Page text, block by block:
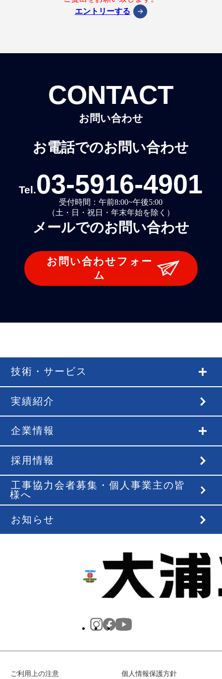
エントリーする
CONTACT
お問い合わせ
お電話でのお問い合わせ
Tel.03-5916-4901
受付時間：午前8:00~午後5:00
（土・日・祝日・年末年始を除く）
メールでのお問い合わせ
お問い合わせフォー
ム
技術・サービス
実績紹介
企業情報
採用情報
工事協力会者募集・個人事業主の皆
様へ
お知らせ
ご利用上の注意 個人情報保護方針